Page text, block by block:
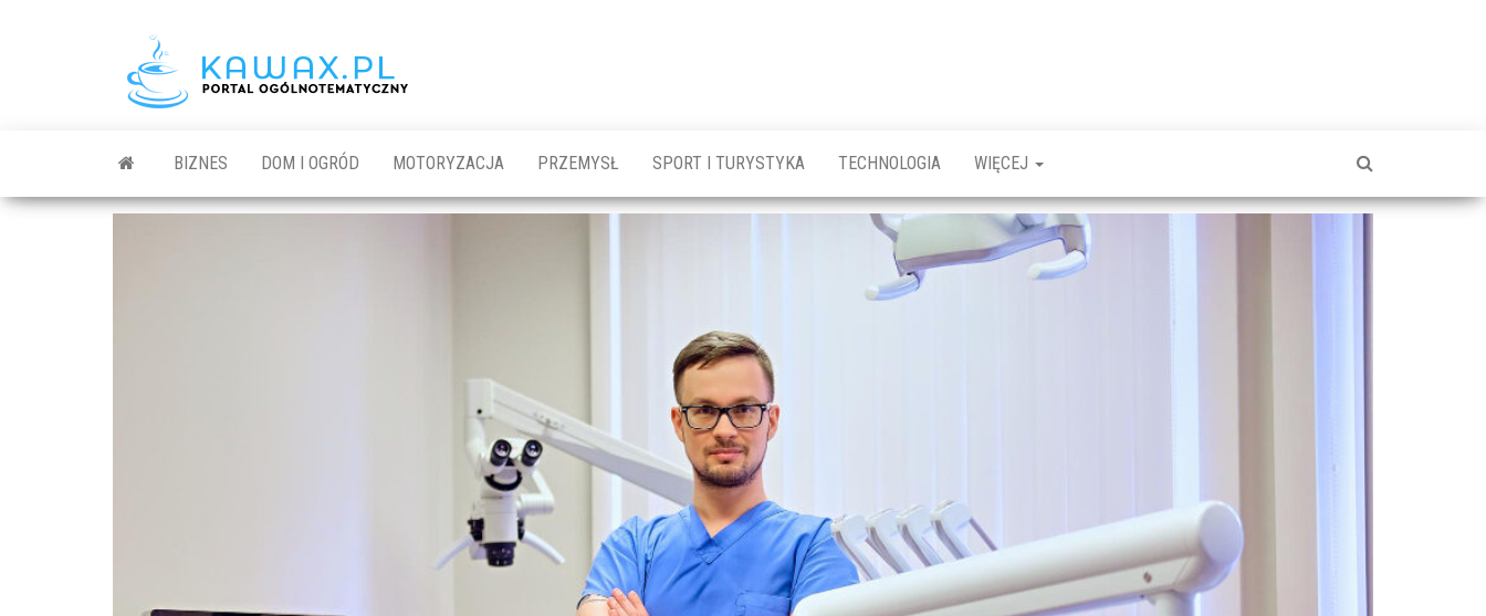
BIZNES DOM I OGRÓD MOTORYZACJA PRZEMYSŁ SPORT I TURYSTYKA TECHNOLOGIA WIĘCEJ